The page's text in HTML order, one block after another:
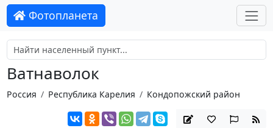
Фотопланета
Ватнаволок
Россия Республика Карелия Кондопожский район